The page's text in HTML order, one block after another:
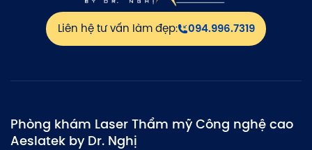
Liên hệ tư vấn làm đẹp: 094.996.7319
Phòng khám Laser Thẩm mỹ Công nghệ cao
Aeslatek by Dr. Nghị